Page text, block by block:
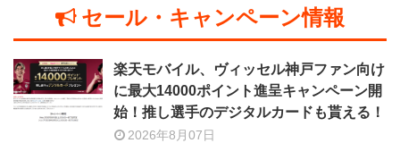
セール・キャンペーン情報
楽天モバイル、ヴィッセル神戸ファン向け
に最大14000ポイント進呈キャンペーン開
始！推し選手のデジタルカードも貰える！
2026年8月07日